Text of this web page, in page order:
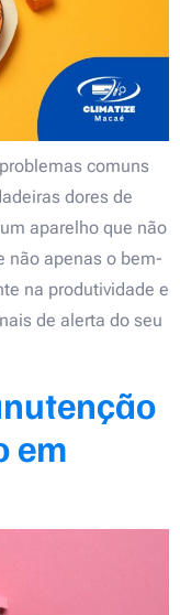
comuns
dores de
aparelho que não
não apenas o bem-
na produtividade e
de alerta do seu
em